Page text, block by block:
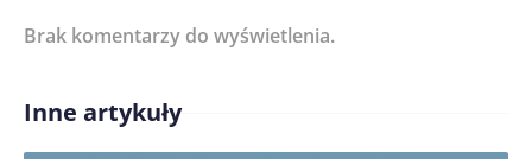
Treść komentarza*
Imię/ Nick*
Brak komentarzy do wyświetlenia.
Inne artykuły